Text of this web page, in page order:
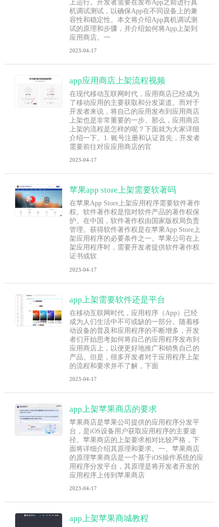
上运行。开发者需要在发布App之前进行真
机调试测试，以确保App在不同设备上的兼
容性和稳定性。本文将介绍App真机调试测
试的原理和步骤，并介绍如何将App上架到
应用商店。一
2023-04-17
app应用商店上架流程视频
在现代移动互联网时代，应用商店已经成为
了移动应用的主要获取和分发渠道。而对于
开发者来说，将自己的应用发布到应用商店
上架也是非常重要的一步。那么，应用商店
上架的流程是怎样的呢？下面就为大家详细
介绍一下。1. 账号注册和认证首先，开发者
需要前往对应应用商店的官
2023-04-17
苹果app store上架需要软著吗
在苹果App Store上架应用程序需要软件著作
权。软件著作权是指对软件产品的著作权保
护。在中国，软件著作权由国家版权局负责
管理。获得软件著作权是在苹果App Store上
架应用程序的必要条件之一。苹果公司在上
架应用程序时，需要开发者提供软件著作权
证书或软
2023-04-17
app上架需要软件还是平台
在移动互联网时代，应用程序（App）已经
成为人们生活中不可或缺的一部分。随着移
动设备的普及和应用程序的不断增多，开发
者们开始思考如何将自己的应用程序发布到
应用商店上，以便更好地推广和销售自己的
产品。但是，很多开发者对于应用程序上架
的流程和要求并不了解，下面
2023-04-17
app上架苹果商店的要求
苹果商店是苹果公司提供的应用程序分发平
台，是iOS设备用户获取应用程序的主要途
径。苹果商店的上架要求相对比较严格，下
面将详细介绍其原理和要求。一、苹果商店
的原理苹果商店是一个基于iOS操作系统的应
用程序分发平台，其原理是将开发者开发的
应用程序上传到苹果商店
2023-04-17
app上架苹果商城教程